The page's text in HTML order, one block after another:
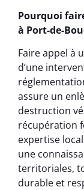
Pourquoi
à Port-de-
Faire appel à
d’une
assure un
destruction
récupération
expertise
une
territoriales,
durable et